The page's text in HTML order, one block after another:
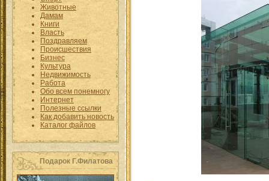
Животные
Дамам
Книги
Власть
Поздравляем
Происшествия
Бизнес
Культура
Недвижимость
Работа
Обо всем понемногу
Интернет
Полезные ссылки
Как добавить новость
Каталог файлов
Подарок Г.Филатова